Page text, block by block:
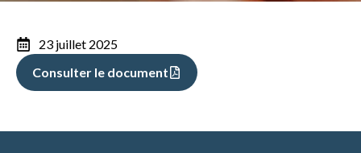
23 juillet 2025
Consulter le document